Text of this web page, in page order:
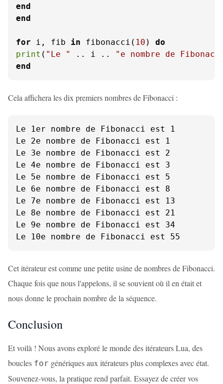
end
end
for i, fib in fibonacci( 10 ) do
print ( "Le " .. i ..
"e nombre de
end
Cela affichera les dix premiers nombres de Fibonacci :
Le 1er nombre de Fibonacci est 1
Le 2e nombre de Fibonacci est 1
Le 3e nombre de Fibonacci est 2
Le 4e nombre de Fibonacci est 3
Le 5e nombre de Fibonacci est 5
Le 6e nombre de Fibonacci est 8
Le 7e nombre de Fibonacci est 13
Le 8e nombre de Fibonacci est 21
Le 9e nombre de Fibonacci est 34
Le 10e nombre de Fibonacci est 55
Cet itérateur est comme une petite usine de nombres de Fibonacci.
Chaque fois que nous l'appelons, il se souvient où il en était et
nous donne le prochain nombre de la séquence.
Conclusion
Et voilà ! Nous avons exploré le monde des itérateurs Lua, des
boucles for génériques aux itérateurs plus complexes avec état.
Souvenez-vous, la pratique rend parfait. Essayez de créer vos